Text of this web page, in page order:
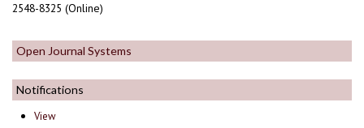
2548-8325 (Online)
Open Journal Systems
Notifications
View